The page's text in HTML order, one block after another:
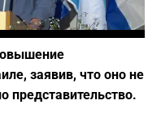
скриншот из Youtube
заявив, что оно не
представительство.